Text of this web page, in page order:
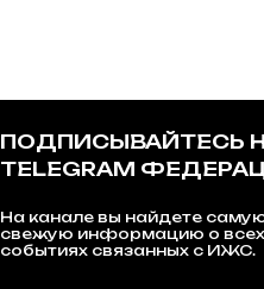
На канале вы найдете
свежую информацию о всех
событиях связанных с ИЖС.
ПОДПИСЫВАЙТЕСЬ
TELEGRAM